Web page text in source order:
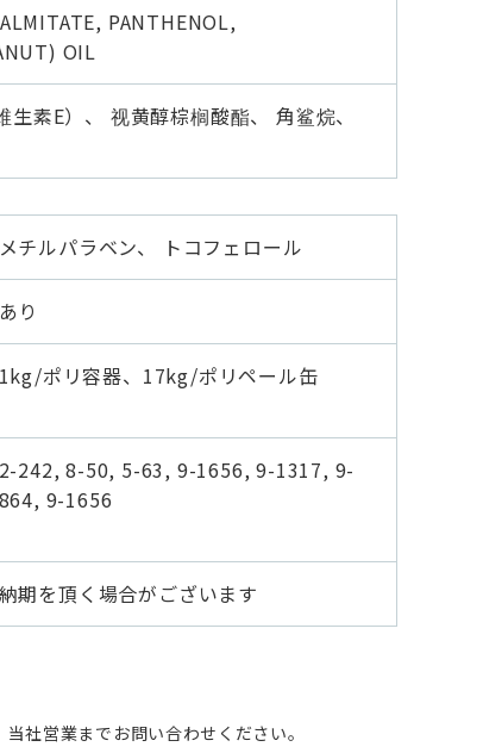
PANTHENOL,
OIL
素E）、 视黄醇棕榈酸酯、 角鲨烷、
メチルパラベン、 トコフェロール
あり
1kg/ポリ容器、17kg/ポリペール缶
2-242, 8-50, 5-63, 9-1656, 9-1317, 9-
864, 9-1656
納期を頂く場合がございます
社営業までお問い合わせください。